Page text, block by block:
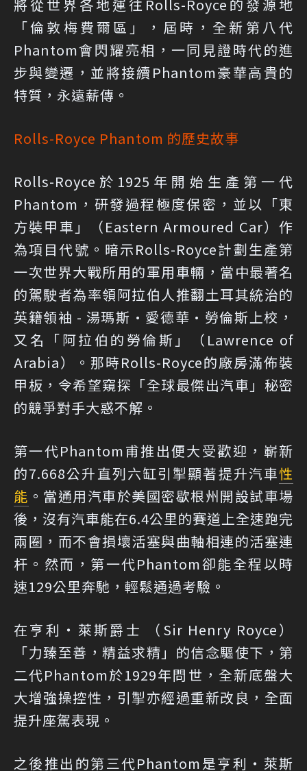
將從世界各地運往Rolls-Royce的發源地
「倫敦梅費爾區」，屆時，全新第八代
Phantom會閃耀亮相，一同見證時代的進
步與變遷，並將接續Phantom豪華高貴的
特質，永遠薪傳。
Rolls-Royce Phantom 的歷史故事
Rolls-Royce於1925年開始生產第一代
Phantom，研發過程極度保密，並以「東
方裝甲車」（Eastern Armoured Car）作
為項目代號。暗示Rolls-Royce計劃生產第
一次世界大戰所用的軍用車輛，當中最著名
的駕駛者為率領阿拉伯人推翻土耳其統治的
英籍領袖 - 湯瑪斯·愛德華·勞倫斯上校，
又名「阿拉伯的勞倫斯」（Lawrence of
Arabia）。那時Rolls-Royce的廠房滿佈裝
甲板，令希望窺探「全球最傑出汽車」秘密
的競爭對手大惑不解。
第一代Phantom甫推出便大受歡迎，嶄新
的7.668公升直列六缸引掣顯著提升汽車性
能 。當通用汽車於美國密歇根州開設試車場
後，沒有汽車能在6.4公里的賽道上全速跑完
兩圈，而不會損壞活塞與曲軸相連的活塞連
杆。然而，第一代Phantom卻能全程以時
速129公里奔馳，輕鬆通過考驗。
在亨利‧萊斯爵士 （Sir Henry Royce）
「力臻至善，精益求精」的信念驅使下，第
二代Phantom於1929年問世，全新底盤大
大增強操控性，引掣亦經過重新改良，全面
提升座駕表現。
之後推出的第三代Phantom是亨利‧萊斯